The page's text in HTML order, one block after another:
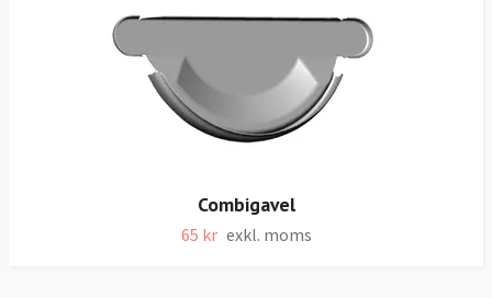
Combigavel
65 kr exkl. moms